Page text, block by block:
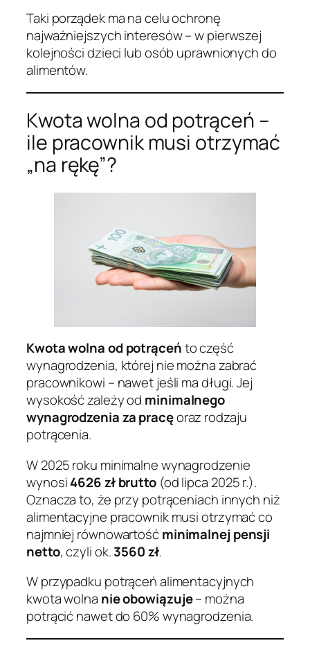
Taki porządek ma na celu ochronę
najważniejszych interesów – w pierwszej
kolejności dzieci lub osób uprawnionych do
alimentów.
Kwota wolna od potrąceń –
ile pracownik musi otrzymać
„na rękę”?
Kwota wolna od potrąceńto część
wynagrodzenia, której nie można zabrać
pracownikowi – nawet jeśli ma długi. Jej
wysokość zależy od minimalnego
wynagrodzenia za pracęoraz rodzaju
potrącenia.
W 2025 roku minimalne wynagrodzenie
wynosi4626 zł brutto(od lipca 2025 r.).
Oznacza to, że przy potrąceniach innych niż
alimentacyjne pracownik musi otrzymać co
najmniej równowartośćminimalnej pensji
netto, czyli ok.3560 zł.
W przypadku potrąceń alimentacyjnych
kwota wolna nie obowiązuje– można
potrącić nawet do 60% wynagrodzenia.